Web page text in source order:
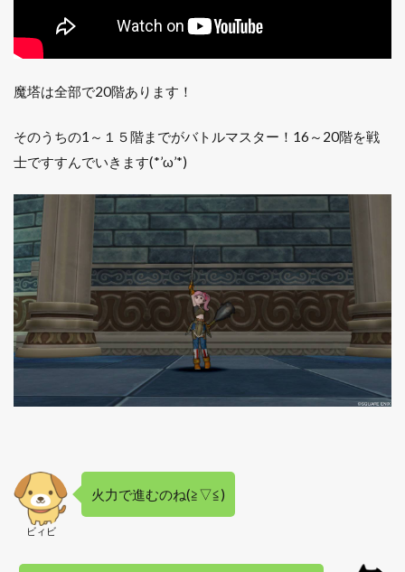
魔塔は全部で20階あります！
そのうちの1～１５階までがバトルマスター！16～20階を戦
士ですすんでいきます(*’ω’*)
ビィビ
火力で進むのね(≧▽≦)